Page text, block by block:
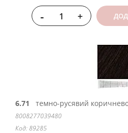
- +
6.71 темно-русявий
8008277039480
Код: 89285